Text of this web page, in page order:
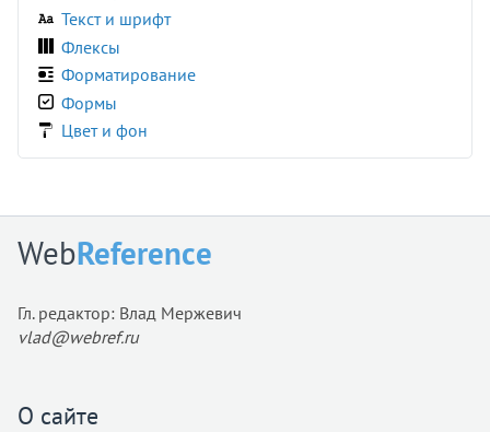
:user-invalid
:user-valid
:valid
:visited
:volume-locked
@charset
@import
@keyframes
@page
@supports
accent-color
Текст и шрифт
Флексы
Форматирование
Формы
Цвет и фон
WebReference
Гл. редактор: Влад Мержевич
vlad@webref.ru
О сайте